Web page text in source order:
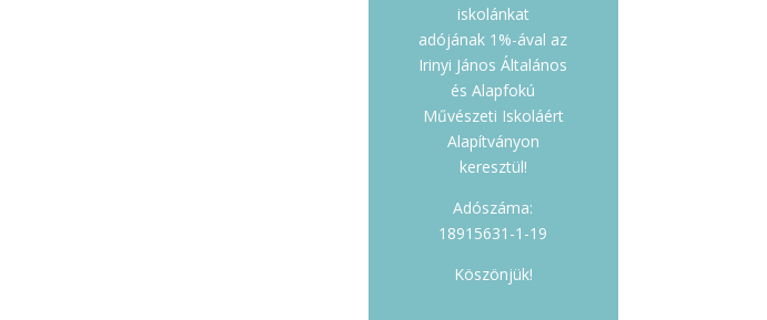
iskolánkat
adójának 1%-ával az
Irinyi János Általános
és Alapfokú
Művészeti Iskoláért
Alapítványon
keresztül!
Adószáma:
18915631-1-19
Köszönjük!